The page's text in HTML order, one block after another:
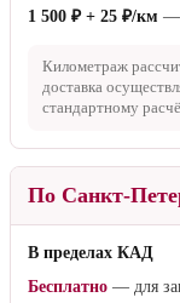
1 500 ₽ + 25 ₽/км —
Километраж
доставка
стандартному
По Санкт-
В пределах КАД
Бесплатно — для